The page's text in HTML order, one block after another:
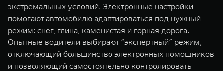
экстремальных условий. Электронные настройки
помогают автомобилю адаптироваться под нужный
режим: снег, глина, каменистая и горная дорога.
Опытные водители выбирают “экспертный” режим,
отключающий большинство электронных помощников
и позволяющий самостоятельно контролировать